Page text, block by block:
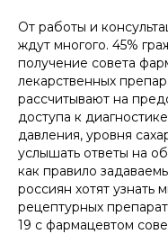
От работы и
ждут многого. 45%
получение совета
лекарственных
рассчитывают на
доступа к
давления, уровня
услышать ответы на
как правило
россиян хотят
рецептурных
19 с фармацевтом